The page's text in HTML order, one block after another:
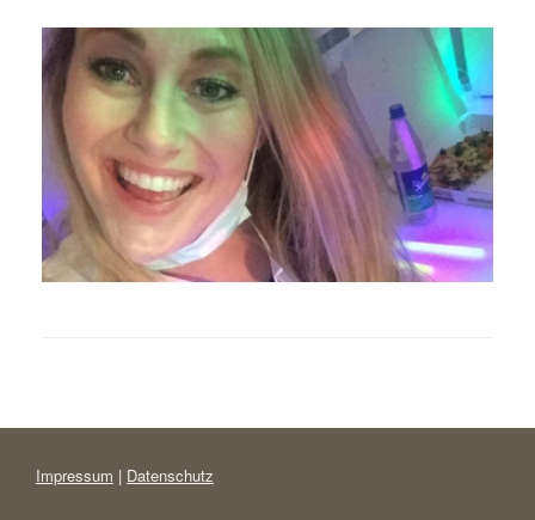
Impressum | Datenschutz